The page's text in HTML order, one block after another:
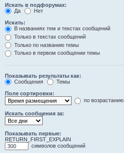
Искать в подфорумах:
Да
Нет
Искать:
В названиях тем и текстах сообщений
Только в текстах сообщений
Только по названию темы
Только в первом сообщении темы
Показывать результаты как:
Сообщения
Темы
Поле сортировки:
по возрастанию
Искать сообщения за:
Показывать первые:
RETURN_FIRST_EXPLAIN
символов сообщений